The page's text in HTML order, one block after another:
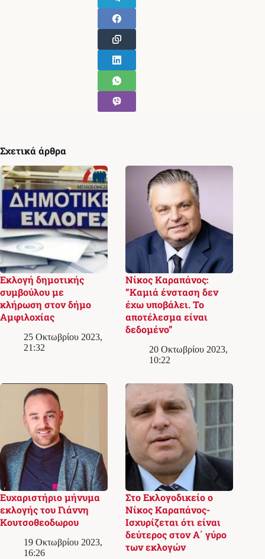
Σχετικά άρθρα
Εκλογή δημοτικής
συμβούλου με
κλήρωση στον δήμο
Αμφιλοχίας
25 Οκτωβρίου 2023,
21:32
Νίκος Καραπάνος:
“Καμιά ένσταση δεν
έχω υποβάλει. Το
αποτέλεσμα είναι
δεδομένο”
20 Οκτωβρίου 2023,
10:22
Ευχαριστήριο μήνυμα
εκλογής του Γιάννη
Κουτσοθεοδωρου
19 Οκτωβρίου 2023,
16:26
Στο Εκλογoδικείο ο
Νίκος Καραπάνος-
Ισχυρίζεται ότι είναι
δεύτερος στον Α΄ γύρο
των εκλογών